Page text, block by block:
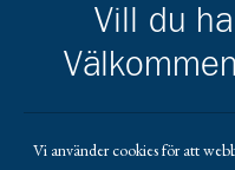
Kårens partners
Gå till https://
Vill du
Vi använder cookies för att